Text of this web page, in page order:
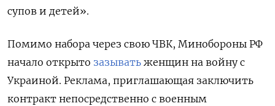
супов и детей».
Помимо набора через свою ЧВК, Минобороны РФ
начало открыто зазывать женщин на войну с
Украиной. Реклама, приглашающая заключить
контракт непосредственно с военным